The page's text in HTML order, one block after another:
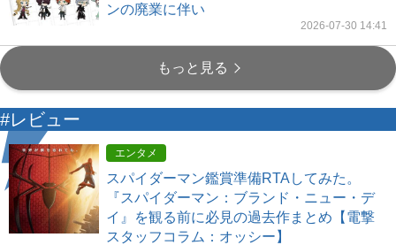
ンの廃業に伴い
2026-07-30 14:41
もっと見る
#レビュー
エンタメ
スパイダーマン鑑賞準備RTAしてみた。
『スパイダーマン：ブランド・ニュー・デ
イ』を観る前に必見の過去作まとめ【電撃
スタッフコラム：オッシー】